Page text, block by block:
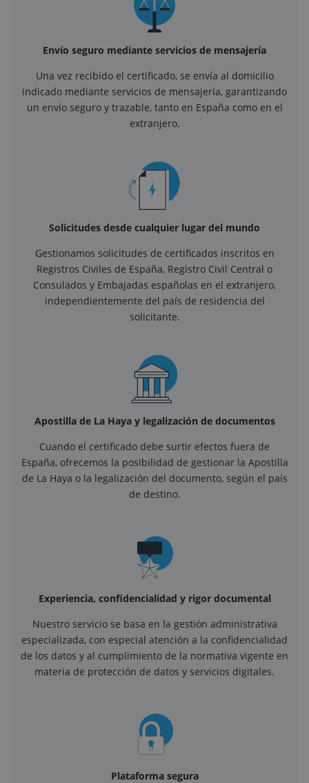
Envío seguro mediante servicios de mensajería
Una vez recibido el certificado, se envía al domicilio
indicado mediante servicios de mensajería, garantizando
un envío seguro y trazable, tanto en España como en el
extranjero.
Solicitudes desde cualquier lugar del mundo
Gestionamos solicitudes de certificados inscritos en
Registros Civiles de España, Registro Civil Central o
Consulados y Embajadas españolas en el extranjero,
independientemente del país de residencia del
solicitante.
Apostilla de La Haya y legalización de documentos
Cuando el certificado debe surtir efectos fuera de
España, ofrecemos la posibilidad de gestionar la Apostilla
de La Haya o la legalización del documento, según el país
de destino.
Experiencia, confidencialidad y rigor documental
Nuestro servicio se basa en la gestión administrativa
especializada, con especial atención a la confidencialidad
de los datos y al cumplimiento de la normativa vigente en
materia de protección de datos y servicios digitales.
Plataforma segura